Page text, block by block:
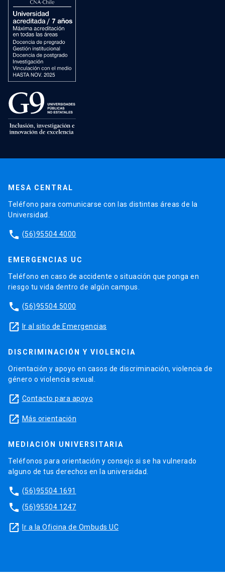
MESA CENTRAL
Teléfono para comunicarse con las distintas áreas de la
Universidad.
phone (56)95504 4000
EMERGENCIAS UC
Teléfono en caso de accidente o situación que ponga en
riesgo tu vida dentro de algún campus.
phone (56)95504 5000
launch Ir al sitio de Emergencias
DISCRIMINACIÓN Y VIOLENCIA
Orientación y apoyo en casos de discriminación, violencia de
género o violencia sexual.
launch Contacto para apoyo
launch Más orientación
MEDIACIÓN UNIVERSITARIA
Teléfonos para orientación y consejo si se ha vulnerado
alguno de tus derechos en la universidad.
phone (56)95504 1691
phone (56)95504 1247
launch Ir a la Oficina de Ombuds UC